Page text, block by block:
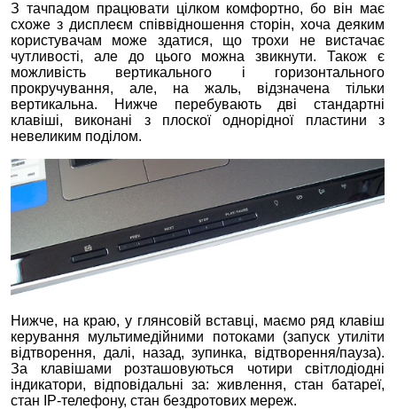
З тачпадом працювати цілком комфортно, бо він має
схоже з дисплеєм співвідношення сторін, хоча деяким
користувачам може здатися, що трохи не вистачає
чутливості, але до цього можна звикнути. Також є
можливість вертикального і горизонтального
прокручування, але, на жаль, відзначена тільки
вертикальна. Нижче перебувають дві стандартні
клавіші, виконані з плоскої однорідної пластини з
невеликим поділом.
Нижче, на краю, у глянсовій вставці, маємо ряд клавіш
керування мультимедійними потоками (запуск утиліти
відтворення, далі, назад, зупинка, відтворення/пауза).
За клавішами розташовуються чотири світлодіодні
індикатори, відповідальні за: живлення, стан батареї,
стан IP-телефону, стан бездротових мереж.